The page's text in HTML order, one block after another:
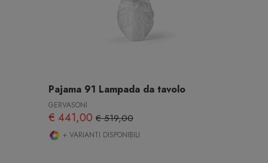
Pajama 91 Lampada da tavolo
GERVASONI
€ 441,00€ 519,00
+ VARIANTI DISPONIBILI